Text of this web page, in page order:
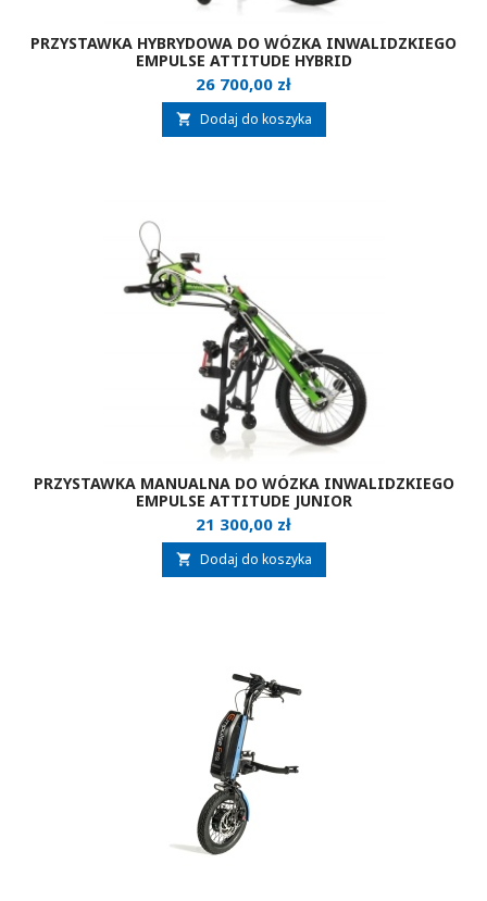
PRZYSTAWKA HYBRYDOWA DO WÓZKA INWALIDZKIEGO
EMPULSE ATTITUDE HYBRID
Cena
26 700,00 zł
 Dodaj do koszyka
PRZYSTAWKA MANUALNA DO WÓZKA INWALIDZKIEGO
EMPULSE ATTITUDE JUNIOR
Cena
21 300,00 zł
 Dodaj do koszyka